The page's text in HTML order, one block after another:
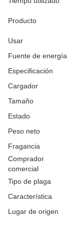
Producto
Usar
Fuente de energía
Especificación
Cargador
Tamaño
Estado
Peso neto
Fragancia
Comprador
comercial
Tipo de plaga
Característica
Lugar de origen